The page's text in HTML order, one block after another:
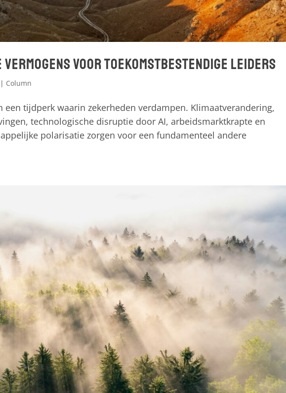
voor toekomstbestendige leiders
| Column
een tijdperk waarin zekerheden verdampen. Klimaatverandering,
technologische disruptie door AI, arbeidsmarktkrapte en
polarisatie zorgen voor een fundamenteel andere